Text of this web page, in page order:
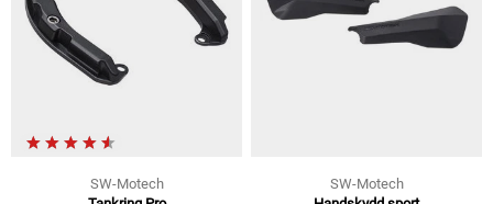
SW-Motech
SW-Motech